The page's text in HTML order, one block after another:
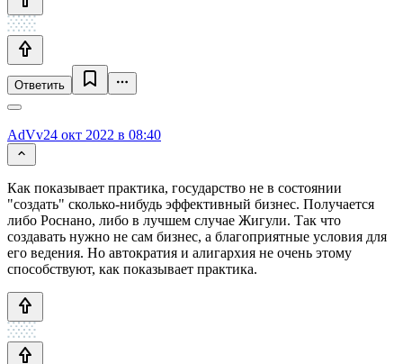
Ответить
AdVv24 окт 2022 в 08:40
Как показывает практика, государство не в состоянии
"создать" сколько-нибудь эффективный бизнес. Получается
либо Роснано, либо в лучшем случае Жигули. Так что
создавать нужно не сам бизнес, а благоприятные условия для
его ведения. Но автократия и алигархия не очень этому
способствуют, как показывает практика.